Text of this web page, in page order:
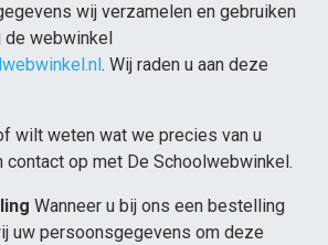
wij verzamelen en gebruiken
de webwinkel
. Wij raden u aan deze
wilt weten wat we precies van u
contact op met De Schoolwebwinkel.
Wanneer u bij ons een bestelling
uw persoonsgegevens om deze